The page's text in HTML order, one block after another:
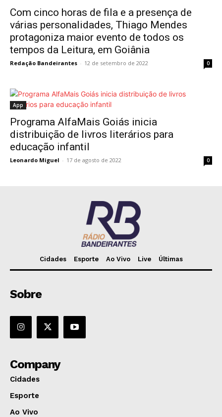
Com cinco horas de fila e a presença de
várias personalidades, Thiago Mendes
protagoniza maior evento de todos os
tempos da Leitura, em Goiânia
Redação Bandeirantes - 12 de setembro de 2022 0
App
Programa AlfaMais Goiás inicia
distribuição de livros literários para
educação infantil
Leonardo Miguel - 17 de agosto de 2022 0
Cidades Esporte Ao Vivo Live Últimas
Sobre
Company
Cidades
Esporte
Ao Vivo